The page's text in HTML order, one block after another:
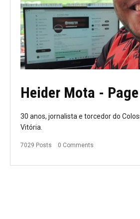
Heider Mota -
30 anos, jornalista e torcedor do
Vitória.
7029 Posts 0 Comments